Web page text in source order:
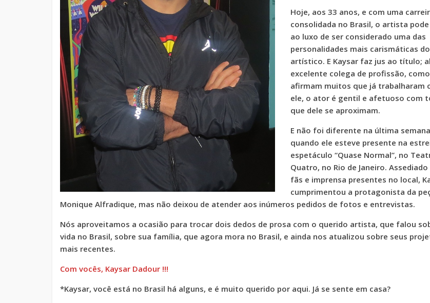
Hoje, aos 33 anos, e com uma
consolidada no Brasil, o artista
ao luxo de ser considerado uma das
personalidades mais carismáticas
artístico. E Kaysar faz jus ao título;
excelente colega de profissão, como
afirmam muitos que já trabalharam
ele, o ator é gentil e afetuoso com
que dele se aproximam.
E não foi diferente na última
quando ele esteve presente na
espetáculo “Quase Normal”, no
Quatro, no Rio de Janeiro.
fãs e imprensa presentes no local,
cumprimentou a protagonista da
Monique Alfradique, mas não deixou de atender aos inúmeros pedidos de fotos e entrevistas.
Nós aproveitamos a ocasião para trocar dois dedos de prosa com o querido artista, que falou
vida no Brasil, sobre sua família, que agora mora no Brasil, e ainda nos atualizou sobre seus
mais recentes.
Com vocês, Kaysar Dadour !!!
*Kaysar, você está no Brasil há alguns, e é muito querido por aqui. Já se sente em casa?